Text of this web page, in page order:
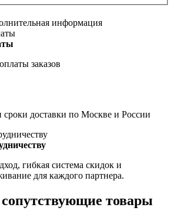
информация
заказов
сроки доставки по Москве и России
гибкая система скидок и
для каждого партнера.
товары